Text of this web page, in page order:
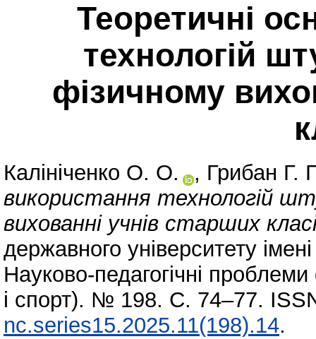
Теоретичні
технологій
фізичному
Калініченко О. О. , Грибан Г.
використання технологій
вихованні учнів старших
державного університету
Науково-педагогічні
і спорт). № 198. С. 74–77.
nc.series15.2025.11(198).14.